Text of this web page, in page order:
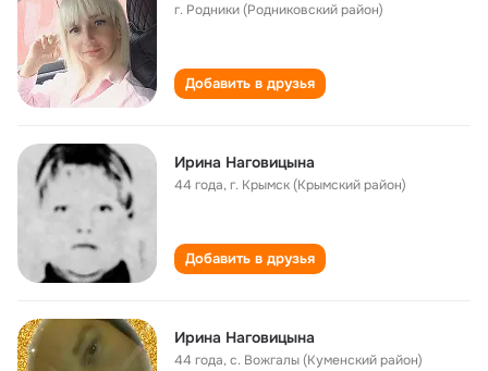
г. Родники (Родниковский район)
Добавить в друзья
Ирина Наговицына
44 года,г. Крымск (Крымский район)
Добавить в друзья
Ирина Наговицына
44 года,с. Вожгалы (Куменский район)